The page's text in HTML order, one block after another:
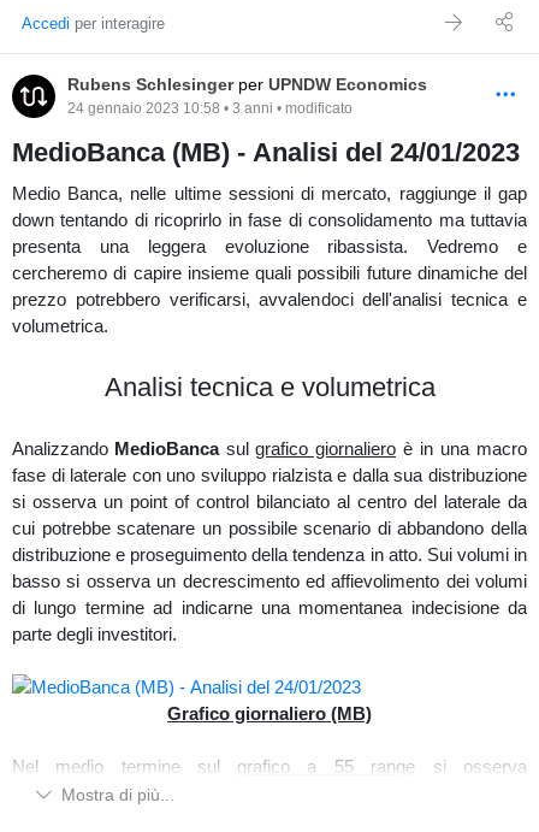
laterale di breve termine e dalla sua attuale distribuzione (sul
volume composite alla destra) si osserva un ulteriormente
gli istogrammi in basso il prezzo rimane in una fase
d'assorbimento delle vendite, con degli short che non vanno
short.
Osservando più specificatamente la densità volumetrica
scambiata per livello, sulgrafico a 180 minuti, si nota
dall'accelerazione rialzista rigettata di oggi uno sbilanciamento
volumetrico dove il prezzo tuttora sta ripercorrendo per
riequilibrarlo.
Vediamo intanto sulgrafico a 7 rangeuna price action rialzista di
di venerdì scorso, con dei volumi d'acquisto in aumento.
Sul volbooktuttavia si nota un livello statico d'attrazione nella
parte bassa in area 25660.
Accedi per interagire
Rubens Schlesinger per UPNDW Economics
24 gennaio 2023 10:58 • 3 anni • modificato
MedioBanca (MB) - Analisi del 24/01/2023
Medio Banca, nelle ultime sessioni di mercato, raggiunge il gap
down tentando di ricoprirlo in fase di consolidamento ma tuttavia
presenta una leggera evoluzione ribassista. Vedremo e
cercheremo di capire insieme quali possibili future dinamiche del
prezzo potrebbero verificarsi, avvalendoci dell'analisi tecnica e
volumetrica.
Analisi tecnica e volumetrica
Analizzando MedioBancasul grafico giornaliero è in una macro
fase di laterale con uno sviluppo rialzista e dalla sua distribuzione
si osserva un point of control bilanciato al centro del laterale da
cui potrebbe scatenare un possibile scenario di abbandono della
distribuzione e proseguimento della tendenza in atto. Sui volumi in
basso si osserva un decrescimento ed affievolimento dei volumi
di lungo termine ad indicarne una momentanea indecisione da
parte degli investitori.
Grafico giornaliero (MB)
Nel medio termine sul grafico a 55 range si osserva
un'impostazione rialzista con dei volumi d'acquisto in aumento,
Mostra di più...